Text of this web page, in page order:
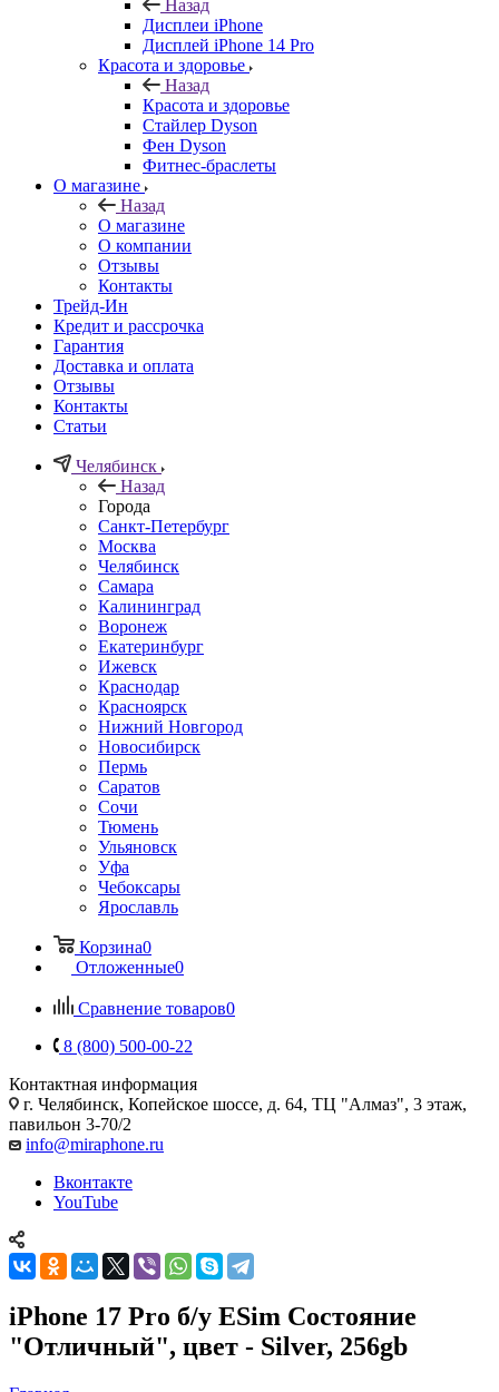
Назад
Дисплеи iPhone
Дисплей iPhone 14 Pro
Красота и здоровье
Назад
Красота и здоровье
Стайлер Dyson
Фен Dyson
Фитнес-браслеты
О магазине
Назад
О магазине
О компании
Отзывы
Контакты
Трейд-Ин
Кредит и рассрочка
Гарантия
Доставка и оплата
Отзывы
Контакты
Статьи
Челябинск
Назад
Города
Санкт-Петербург
Москва
Челябинск
Самара
Калининград
Воронеж
Екатеринбург
Ижевск
Краснодар
Красноярск
Нижний Новгород
Новосибирск
Пермь
Саратов
Сочи
Тюмень
Ульяновск
Уфа
Чебоксары
Ярославль
Корзина0
Отложенные0
Сравнение товаров0
8 (800) 500-00-22
Контактная информация
г. Челябинск, Копейское шоссе, д. 64, ТЦ "Алмаз", 3 этаж,
павильон 3-70/2
info@miraphone.ru
Вконтакте
YouTube
iPhone 17 Pro б/у ESim Состояние
"Отличный", цвет - Silver, 256gb